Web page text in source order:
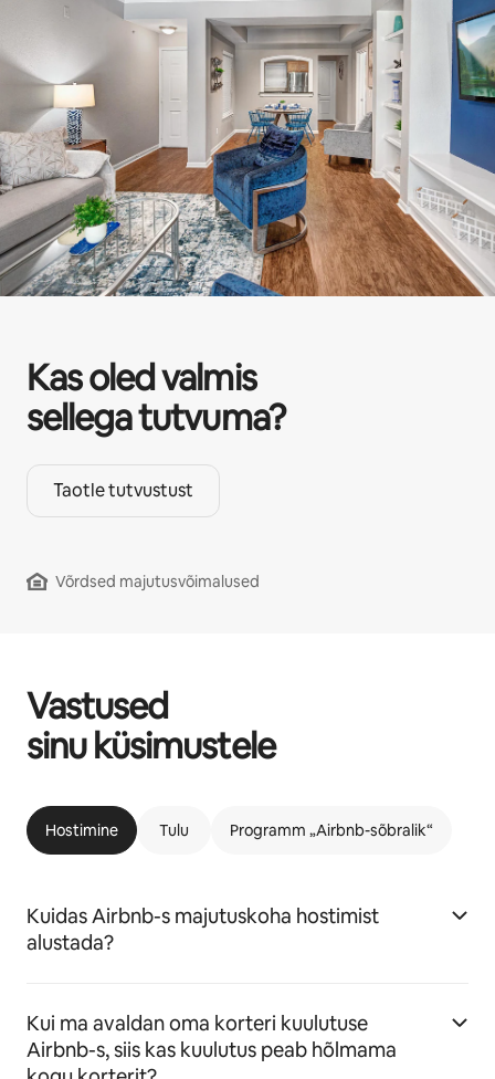
Kas oled valmis
sellega tutvuma?
Taotle tutvustust
Võrdsed majutusvõimalused
Vastused
sinu küsimustele
Hostimine Tulu Programm „Airbnb-sõbralik“
Kuidas Airbnb-s majutuskoha hostimist
alustada?
Kui ma avaldan oma korteri kuulutuse
Airbnb-s, siis kas kuulutus peab hõlmama